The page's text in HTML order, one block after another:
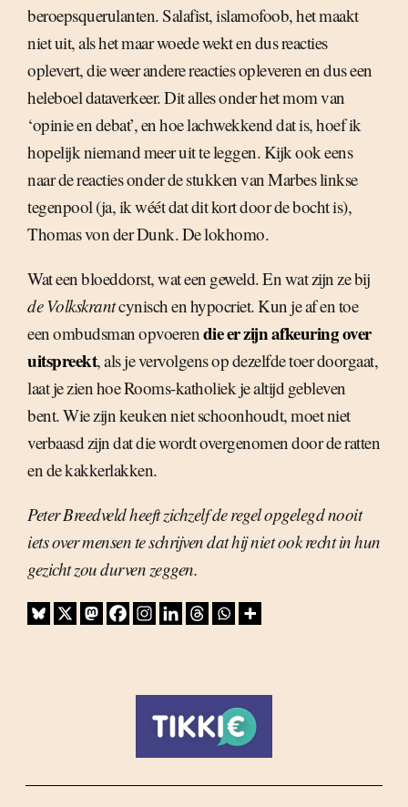
beroepsquerulanten. Salafist, islamofoob, het maakt
niet uit, als het maar woede wekt en dus reacties
oplevert, die weer andere reacties opleveren en dus een
heleboel dataverkeer. Dit alles onder het mom van
‘opinie en debat’, en hoe lachwekkend dat is, hoef ik
hopelijk niemand meer uit te leggen. Kijk ook eens
naar de reacties onder de stukken van Marbes linkse
tegenpool (ja, ik wéét dat dit kort door de bocht is),
Thomas von der Dunk. De lokhomo.
Wat een bloeddorst, wat een geweld. En wat zijn ze bij
de Volkskrantcynisch en hypocriet. Kun je af en toe
een ombudsman opvoeren die er zijn afkeuring over
uitspreekt, als je vervolgens op dezelfde toer doorgaat,
laat je zien hoe Rooms-katholiek je altijd gebleven
bent. Wie zijn keuken niet schoonhoudt, moet niet
verbaasd zijn dat die wordt overgenomen door de ratten
en de kakkerlakken.
Peter Breedveld heeft zichzelf de regel opgelegd nooit
iets over mensen te schrijven dat hij niet ook recht in hun
gezicht zou durven zeggen.